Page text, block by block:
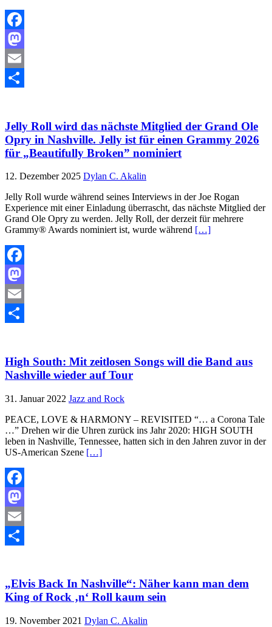
Facebook
Mastodon
Email
Jelly Roll wird das nächste Mitglied der Grand Ole
Opry in Nashville. Jelly ist für einen Grammy 2026
für „Beautifully Broken” nominiert
12. Dezember 2025 Dylan C. Akalin
Jelly Roll wurde während seines Interviews in der Joe Rogan
Experience mit einer Einladung überrascht, das nächste Mitglied der
Grand Ole Opry zu werden. Jelly Roll, der derzeit für mehrere
Grammy® Awards nominiert ist, wurde während […]
Facebook
Mastodon
Email
High South: Mit zeitlosen Songs will die Band aus
Nashville wieder auf Tour
31. Januar 2022 Jazz and Rock
PEACE, LOVE & HARMONY – REVISITED “… a Corona Tale
…” Drehen wir die Uhren zurück ins Jahr 2020: HIGH SOUTH
leben in Nashville, Tennessee, hatten sich in den Jahren zuvor in der
US-American Szene […]
Facebook
Mastodon
Email
„Elvis Back In Nashville“: Näher kann man dem
King of Rock ‚n‘ Roll kaum sein
19. November 2021 Dylan C. Akalin